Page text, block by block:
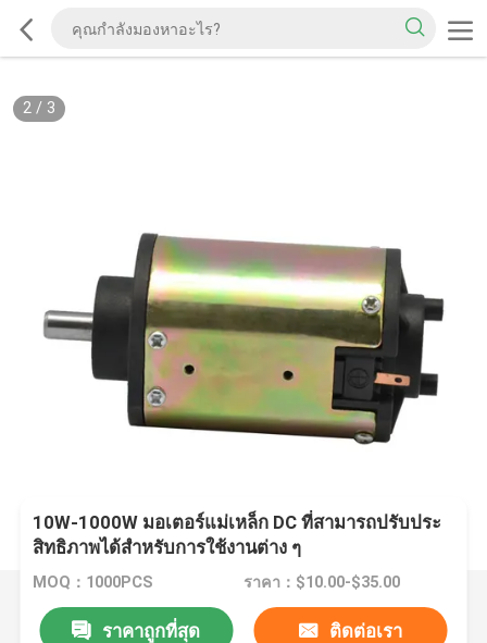
2/ 3
10W-1000W มอเตอร์แม่เหล็ก DC ที่สามารถปรับประ
สิทธิภาพได้สําหรับการใช้งานต่าง ๆ
MOQ：1000PCS ราคา：$10.00-$35.00
ราคาถูกที่สุด ติดต่อเรา